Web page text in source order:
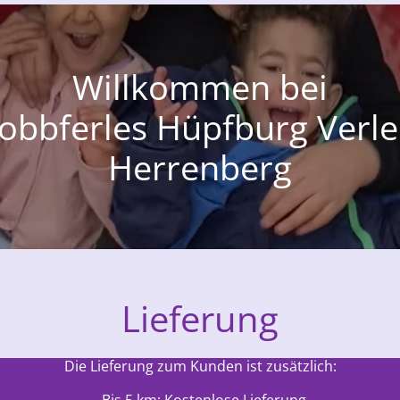
Willkommen bei
Hüpfburg
Herrenberg
Lieferung
Die Lieferung zum Kunden ist zusätzlich: